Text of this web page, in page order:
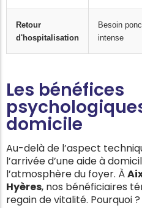
Retour
d'hospitalisation
Besoin
intense
Les bénéfices
domicile
Au-delà de l’aspect
l’arrivée d’une aide à
l’atmosphère du foyer. À
Hyères, nos bénéficiaires
regain de vitalité. Pourquoi ?